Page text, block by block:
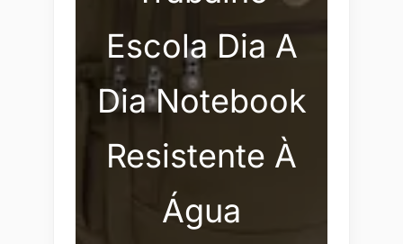
Escola Dia A
Dia Notebook
Resistente À
Água